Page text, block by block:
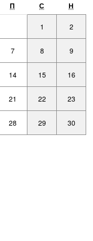
П С Н
1 2
7 8 9
14 15 16
21 22 23
28 29 30